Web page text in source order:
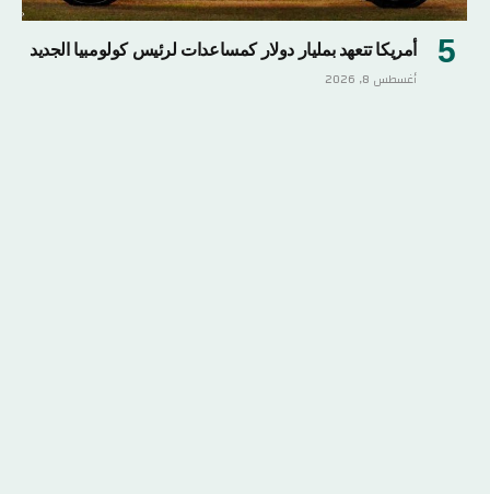
أمريكا تتعهد بمليار دولار كمساعدات لرئيس كولومبيا الجديد
أغسطس 8, 2026